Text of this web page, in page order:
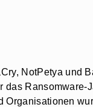
NotPetya und
das Ransomware-
Organisationen